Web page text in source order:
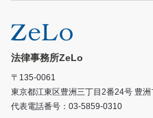
法律事務所ZeLo
〒135-0061
東京都江東区豊洲三丁目2番24号 豊
代表電話番号：03-5859-0310